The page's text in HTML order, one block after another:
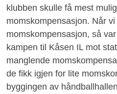
klubben skulle få mest
momskompensasjon. Når
momskompensasjon, så
kampen til Kåsen IL mot
manglende
de fikk igjen for lite
byggingen av